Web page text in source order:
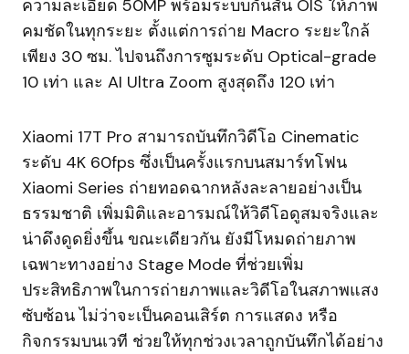
ความละเอียด 50MP พร้อมระบบกันสั่น OIS ให้ภาพ
คมชัดในทุกระยะ ตั้งแต่การถ่าย Macro ระยะใกล้
เพียง 30 ซม. ไปจนถึงการซูมระดับ Optical-grade
10 เท่า และ AI Ultra Zoom สูงสุดถึง 120 เท่า
Xiaomi 17T Pro สามารถบันทึกวิดีโอ Cinematic
ระดับ 4K 60fps ซึ่งเป็นครั้งแรกบนสมาร์ทโฟน
Xiaomi Series ถ่ายทอดฉากหลังละลายอย่างเป็น
ธรรมชาติ เพิ่มมิติและอารมณ์ให้วิดีโอดูสมจริงและ
น่าดึงดูดยิ่งขึ้น ขณะเดียวกัน ยังมีโหมดถ่ายภาพ
เฉพาะทางอย่าง Stage Mode ที่ช่วยเพิ่ม
ประสิทธิภาพในการถ่ายภาพและวิดีโอในสภาพแสง
ซับซ้อน ไม่ว่าจะเป็นคอนเสิร์ต การแสดง หรือ
กิจกรรมบนเวที ช่วยให้ทุกช่วงเวลาถูกบันทึกได้อย่าง